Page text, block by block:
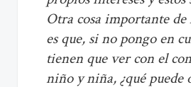
Otra cosa importante de
es que, si no pongo en
tienen que ver con el
niño y niña, ¿qué puede